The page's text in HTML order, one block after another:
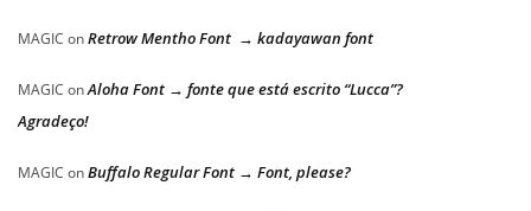
MAGIC onRetrow Mentho Font → kadayawan font
MAGIC onAloha Font → fonte que está escrito “Lucca”?
Agradeço!
MAGIC onBuffalo Regular Font → Font, please?